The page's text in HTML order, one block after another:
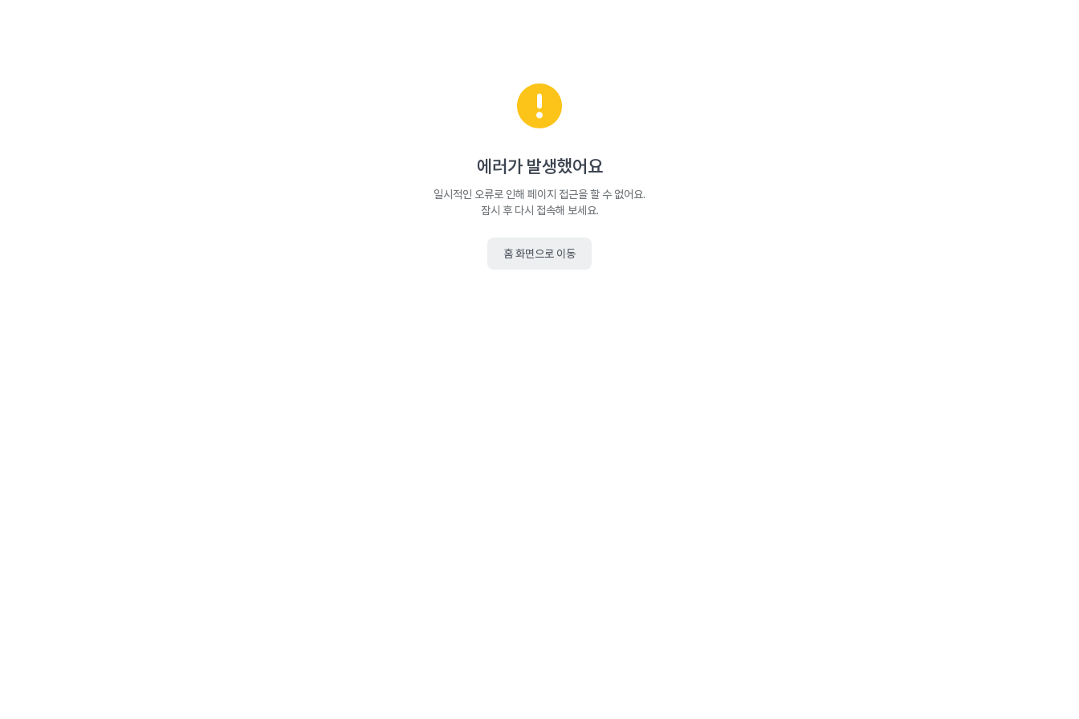
에러가 발생했어요
일시적인 오류로 인해 페이지 접근을 할 수 없어요.
잠시 후 다시 접속해 보세요.
홈 화면으로 이동